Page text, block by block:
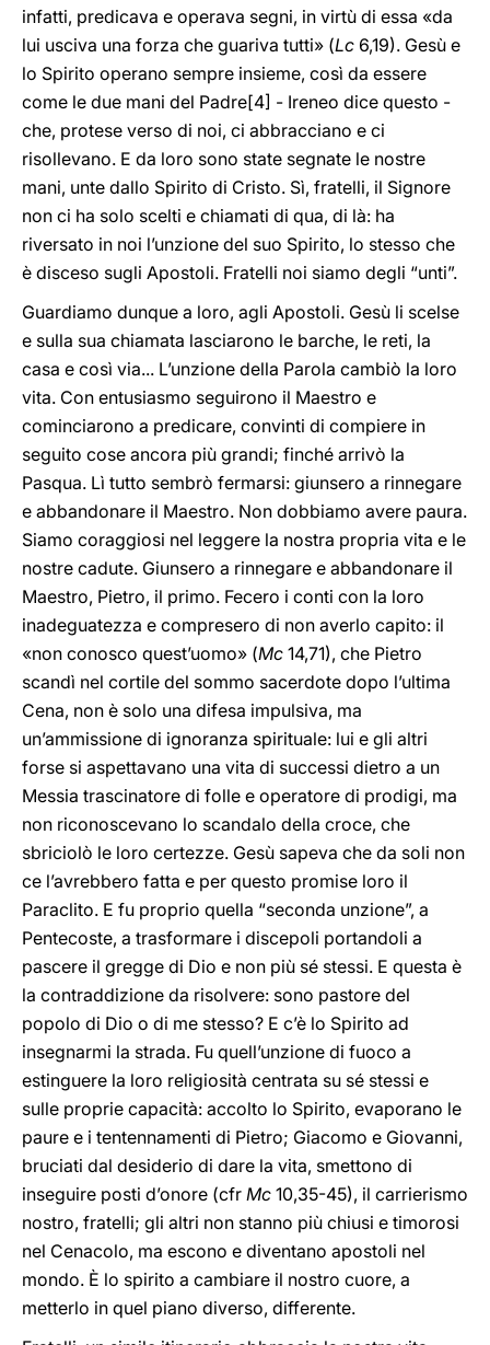
infatti, predicava e operava segni, in virtù di essa «da
lui usciva una forza che guariva tutti» (Lc 6,19). Gesù e
lo Spirito operano sempre insieme, così da essere
come le due mani del Padre[4] - Ireneo dice questo -
che, protese verso di noi, ci abbracciano e ci
risollevano. E da loro sono state segnate le nostre
mani, unte dallo Spirito di Cristo. Sì, fratelli, il Signore
non ci ha solo scelti e chiamati di qua, di là: ha
riversato in noi l’unzione del suo Spirito, lo stesso che
è disceso sugli Apostoli. Fratelli noi siamo degli “unti”.
Guardiamo dunque a loro, agli Apostoli. Gesù li scelse
e sulla sua chiamata lasciarono le barche, le reti, la
casa e così via... L’unzione della Parola cambiò la loro
vita. Con entusiasmo seguirono il Maestro e
cominciarono a predicare, convinti di compiere in
seguito cose ancora più grandi; finché arrivò la
Pasqua. Lì tutto sembrò fermarsi: giunsero a rinnegare
e abbandonare il Maestro. Non dobbiamo avere paura.
Siamo coraggiosi nel leggere la nostra propria vita e le
nostre cadute. Giunsero a rinnegare e abbandonare il
Maestro, Pietro, il primo. Fecero i conti con la loro
inadeguatezza e compresero di non averlo capito: il
«non conosco quest’uomo» (Mc 14,71), che Pietro
scandì nel cortile del sommo sacerdote dopo l’ultima
Cena, non è solo una difesa impulsiva, ma
un’ammissione di ignoranza spirituale: lui e gli altri
forse si aspettavano una vita di successi dietro a un
Messia trascinatore di folle e operatore di prodigi, ma
non riconoscevano lo scandalo della croce, che
sbriciolò le loro certezze. Gesù sapeva che da soli non
ce l’avrebbero fatta e per questo promise loro il
Paraclito. E fu proprio quella “seconda unzione”, a
Pentecoste, a trasformare i discepoli portandoli a
pascere il gregge di Dio e non più sé stessi. E questa è
la contraddizione da risolvere: sono pastore del
popolo di Dio o di me stesso? E c’è lo Spirito ad
insegnarmi la strada. Fu quell’unzione di fuoco a
estinguere la loro religiosità centrata su sé stessi e
sulle proprie capacità: accolto lo Spirito, evaporano le
paure e i tentennamenti di Pietro; Giacomo e Giovanni,
bruciati dal desiderio di dare la vita, smettono di
inseguire posti d’onore (cfr Mc 10,35-45), il carrierismo
nostro, fratelli; gli altri non stanno più chiusi e timorosi
nel Cenacolo, ma escono e diventano apostoli nel
mondo. È lo spirito a cambiare il nostro cuore, a
metterlo in quel piano diverso, differente.